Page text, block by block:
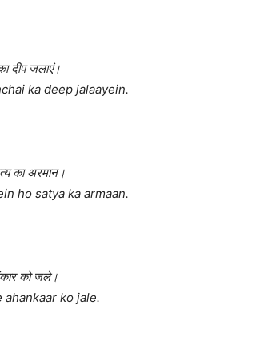
दीप जलाएं।
ka deep jalaayein.
का अरमान।
ho satya ka armaan.
को जले।
ahankaar ko jale.